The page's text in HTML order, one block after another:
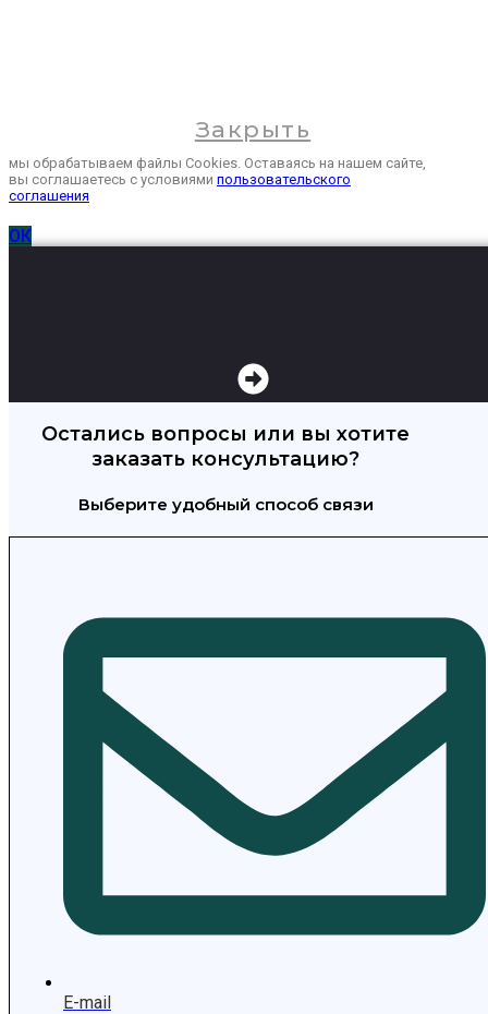
Закрыть
мы обрабатываем файлы Cookies. Оставаясь на нашем сайте,
вы соглашаетесь с условиями пользовательского
соглашения
ОК
Остались вопросы или вы хотите
заказать консультацию?
Выберите удобный способ связи
E-mail